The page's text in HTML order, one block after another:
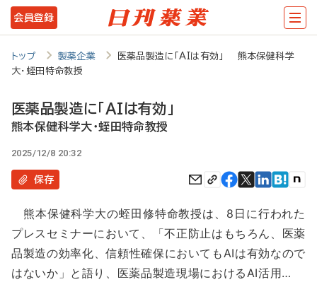
メ
イ
テ
ツ
に
会員登録
トップ 製薬企業
医薬品製造に「AIは有効」 熊本保健科学
大・蛭田特命教授
医薬品製造に「AIは有効」
熊本保健科学大・蛭田特命教授
2025/12/8 20:32
保存
熊本保健科学大の蛭田修特命教授は、8日に行われた
プレスセミナーにおいて、「不正防止はもちろん、医薬
品製造の効率化、信頼性確保においてもAIは有効なので
はないか」と語り、医薬品製造現場におけるAI活用…